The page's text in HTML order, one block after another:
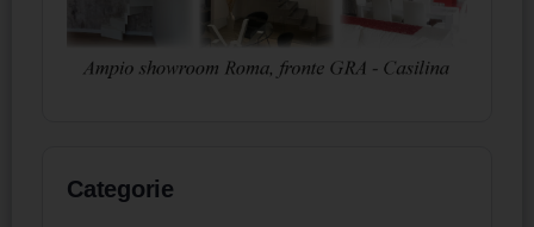
Categorie